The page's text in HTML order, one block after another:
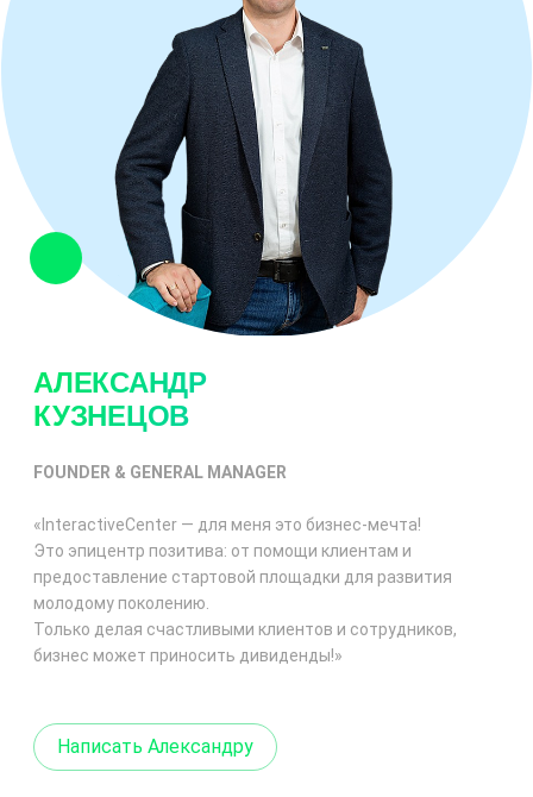
АЛЕКСАНДР
КУЗНЕЦОВ
FOUNDER & GENERAL MANAGER
«InteractiveCenter — для меня это бизнес-мечта!
Это эпицентр позитива: от помощи клиентам и
предоставление стартовой площадки для развития
молодому поколению.
Только делая счастливыми клиентов и сотрудников,
бизнес может приносить дивиденды!»
Написать Александру